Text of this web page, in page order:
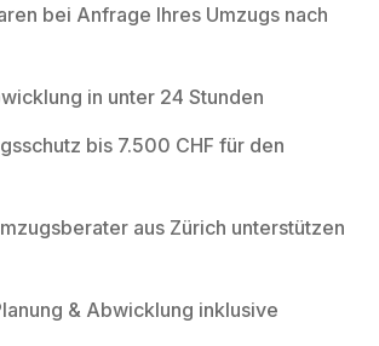
bei Anfrage Ihres Umzugs nach
in unter 24 Stunden
bis 7.500 CHF für den
aus Zürich unterstützen
& Abwicklung inklusive